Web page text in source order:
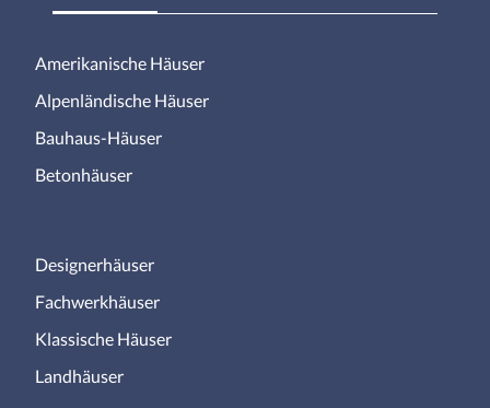
Amerikanische Häuser
Alpenländische Häuser
Bauhaus-Häuser
Betonhäuser
Designerhäuser
Fachwerkhäuser
Klassische Häuser
Landhäuser